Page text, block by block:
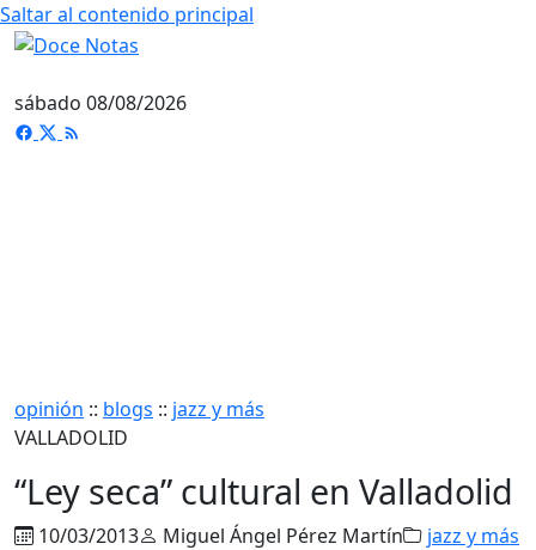
Saltar al contenido principal
sábado 08/08/2026
opinión :: blogs :: jazz y más
VALLADOLID
“Ley seca” cultural en Valladolid
10/03/2013 Miguel Ángel Pérez Martín jazz y más